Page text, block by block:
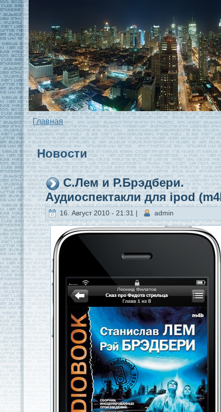
Главная
Новости
С.Лем и Р.Брэдбери.
Аудиоспектaкли для ipod
16. Август 2010 - 21:31 | admin